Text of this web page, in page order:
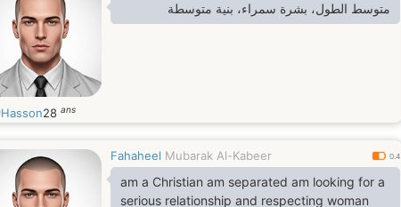
متوسط الطول، بشرة سمراء، بنية متوسطة
Hasson28 ans
Fahaheel Mubarak Al-Kabeer 0.4
am a Christian am separated am looking for a
serious relationship and respecting woman